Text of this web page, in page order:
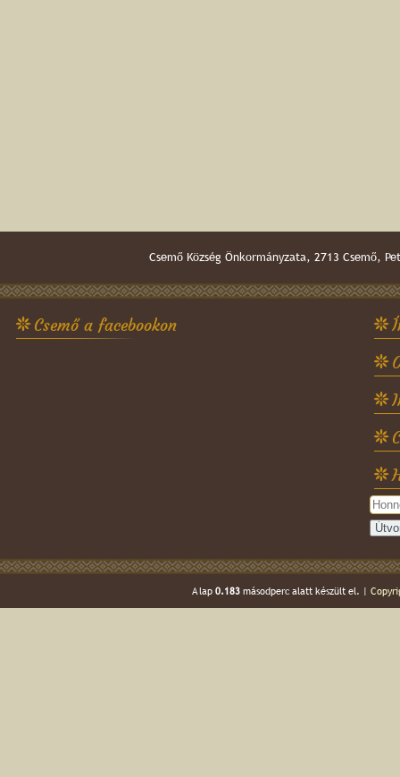
Csemő Község Önkormányzata, 2713
Csemő a facebookon
A lap 0.183másodperc alatt készült el. |